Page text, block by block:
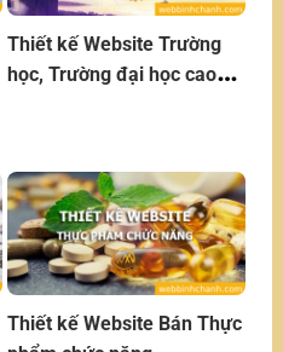
Thiết kế Website Trường
học, Trường đại học cao
Thiết kế Website Bán Thực